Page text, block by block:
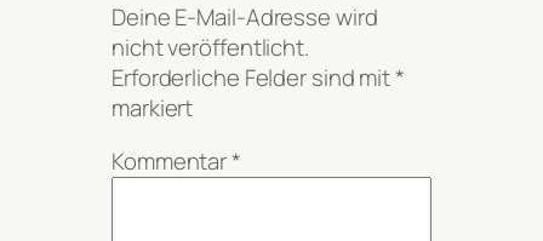
Deine E-Mail-Adresse wird
nicht veröffentlicht.
Erforderliche Felder sind mit*
markiert
Kommentar*